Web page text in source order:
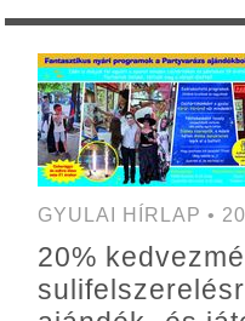
GYULAI HÍRLAP •
20%